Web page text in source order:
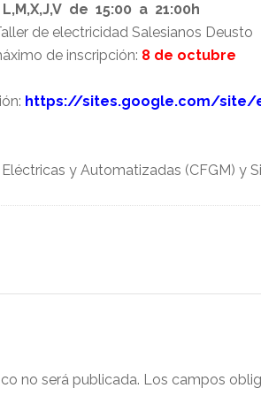
L,M,X,J,V de 15:00 a 21:00h
de electricidad Salesianos Deusto
de inscripción: 8 de octubre
https://sites.google.com/site/
y Automatizadas (CFGM) y
no será publicada. Los campos